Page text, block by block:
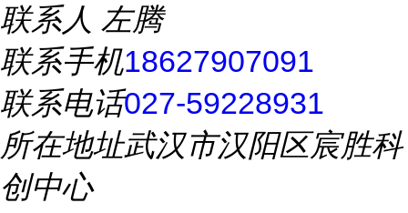
联系人 左腾
联系手机18627907091
联系电话027-59228931
所在地址武汉市汉阳区宸胜科
创中心